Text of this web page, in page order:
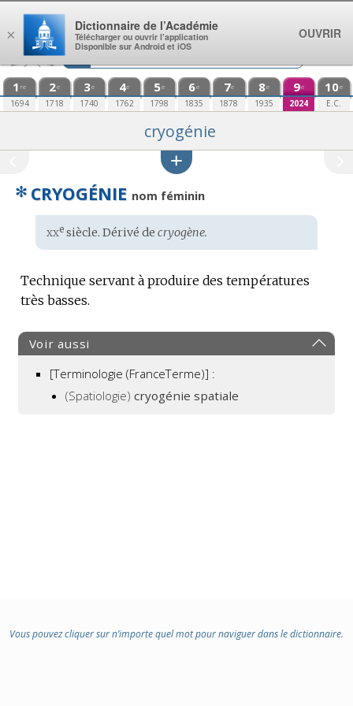
Aller au contenu
1 re
1694
2e
1718
3e
1740
4e
1762
5e
1798
6e
1835
7e
1878
8e
1935
9e
2024
10e
E.C.
cryogénie
✻ CRYOGÉNIE nom féminin
Étymologie
:
xxesiècle. Dérivé de cryogène.
Technique servant à produire des températures
très basses.
Voir aussi
[Terminologie (FranceTerme)] :
(Spatiologie)cryogénie spatiale
Vous pouvez cliquer sur n’importe quel mot pour naviguer dans le dictionnaire.
×
Dictionnaire de l’Académie
Télécharger ou ouvrir l’application
Disponible sur Android et iOS
OUVRIR